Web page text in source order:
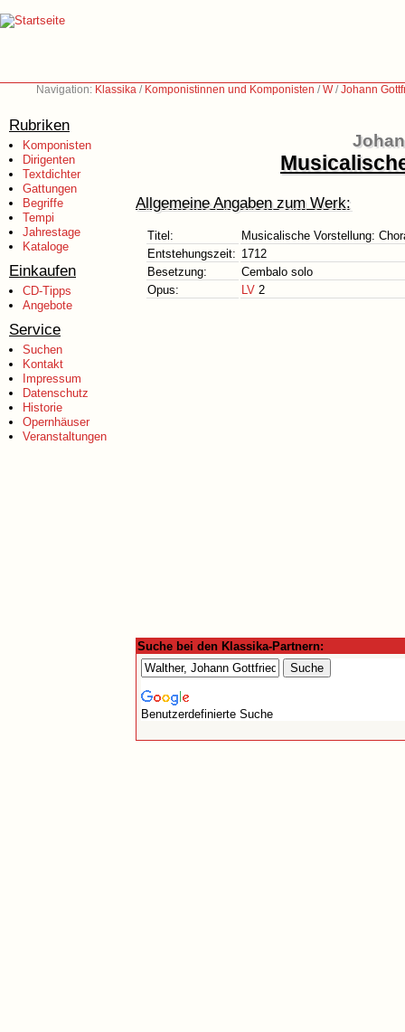
Navigation: Klassika / Komponistinnen und Komponisten /W/Johann
Rubriken
Komponisten
Dirigenten
Textdichter
Gattungen
Begriffe
Tempi
Jahrestage
Kataloge
Einkaufen
CD-Tipps
Angebote
Service
Suchen
Kontakt
Impressum
Datenschutz
Historie
Opernhäuser
Veranstaltungen
Allgemeine Angaben zum Werk:
Titel:
Musicalische Vorstellung:
Entstehungszeit: 1712
Besetzung:
Cembalo solo
Opus:
LV 2
Suche bei den Klassika-Partnern:
Benutzerdefinierte Suche